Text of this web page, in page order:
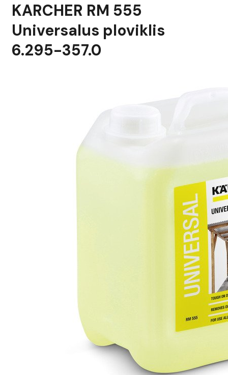
KARCHER RM 555
Universalus ploviklis
6.295-357.0